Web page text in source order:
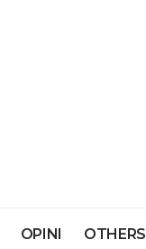
OPINI OTHERS